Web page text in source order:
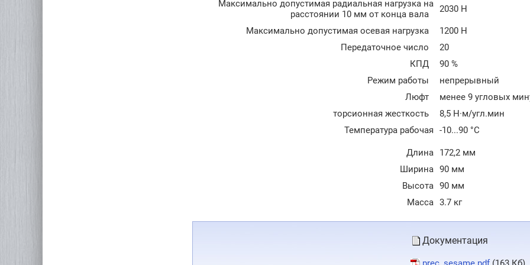
Максимально допустимая радиальная нагрузка на
расстоянии 10 мм от конца вала
2030 Н
Максимально допустимая осевая нагрузка
1200 Н
Передаточное число
20
КПД
90 %
Режим работы
непрерывный
Люфт
менее 9 угловых
торсионная жесткость
8,5 Н·м/угл.мин
Температура рабочая
-10...90 °C
Длина
172,2 мм
Ширина 90 мм
Высота 90 мм
Масса 3.7 кг
Документация